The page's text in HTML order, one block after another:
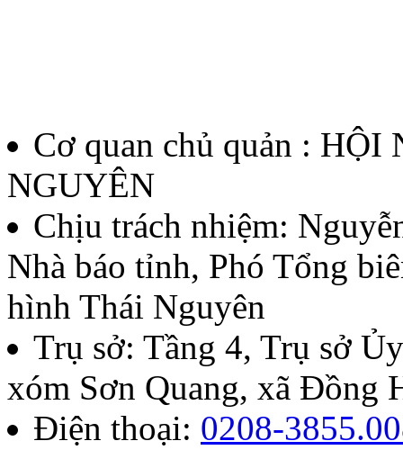
Cơ quan chủ quản :
NGUYÊN
Chịu trách nhiệm:
Nhà báo tỉnh, Phó Tổng
hình Thái Nguyên
Trụ sở: Tầng 4, Trụ sở
xóm Sơn Quang, xã Đồng
Điện thoại: 0208-